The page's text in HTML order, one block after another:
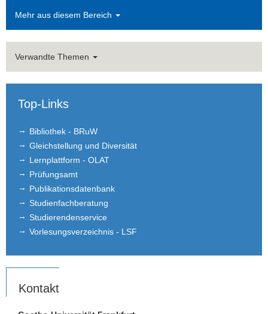
Mehr aus diesem Bereich
Verwandte Themen
Top-Links
Bibliothek - BRuW
Gleichstellung und Diversität
Lernplattform - OLAT
Prüfungsamt
Publikationsdatenbank
Studienfachberatung
Studierendenservice
Vorlesungsverzeichnis - LSF
Kontakt